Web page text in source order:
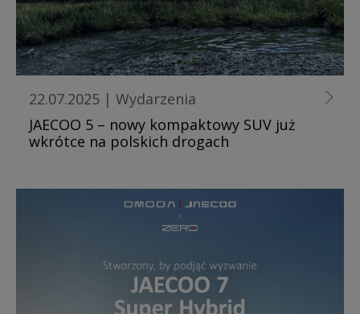
22.07.2025 | Wydarzenia
JAECOO 5 – nowy kompaktowy SUV już
wkrótce na polskich drogach